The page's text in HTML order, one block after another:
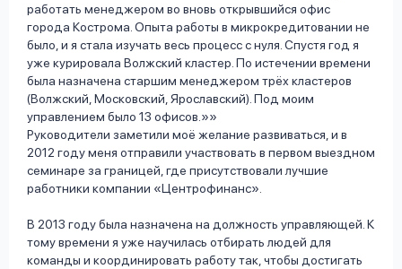
работать менеджером во вновь открывшийся офис
города Кострома. Опыта работы в микрокредитовании не
было, и я стала изучать весь процесс с нуля. Спустя год я
уже курировала Волжский кластер. По истечении времени
была назначена старшим менеджером трёх кластеров
(Волжский, Московский, Ярославский). Под моим
управлением было 13 офисов.»
Руководители заметили моё желание развиваться, и в
2012 году меня отправили участвовать в первом выездном
семинаре за границей, где присутствовали лучшие
работники компании «Центрофинанс».
В 2013 году была назначена на должность управляющей. К
тому времени я уже научилась отбирать людей для
команды и координировать работу так, чтобы достигать